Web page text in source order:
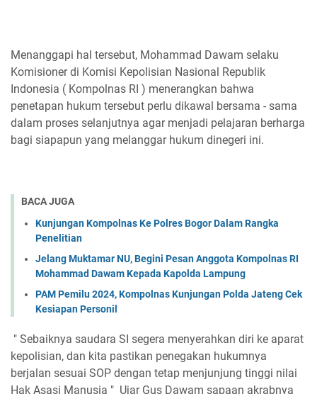
Menanggapi hal tersebut, Mohammad Dawam selaku
Komisioner di Komisi Kepolisian Nasional Republik
Indonesia ( Kompolnas RI ) menerangkan bahwa
penetapan hukum tersebut perlu dikawal bersama - sama
dalam proses selanjutnya agar menjadi pelajaran berharga
bagi siapapun yang melanggar hukum dinegeri ini.
BACA JUGA
Kunjungan Kompolnas Ke Polres Bogor Dalam Rangka
Penelitian
Jelang Muktamar NU, Begini Pesan Anggota Kompolnas RI
Mohammad Dawam Kepada Kapolda Lampung
PAM Pemilu 2024, Kompolnas Kunjungan Polda Jateng Cek
Kesiapan Personil
" Sebaiknya saudara SI segera menyerahkan diri ke aparat
kepolisian, dan kita pastikan penegakan hukumnya
berjalan sesuai SOP dengan tetap menjunjung tinggi nilai
Hak Asasi Manusia " Ujar Gus Dawam sapaan akrabnya